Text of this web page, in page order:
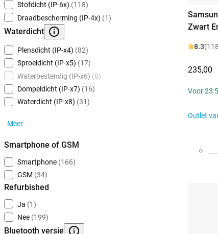
Stofdicht (IP-6x) (118)
Draadbescherming (IP-4x) (1)
Waterdicht
Plensdicht (IP-x4) (82)
Sproeidicht (IP-x5) (17)
Waterbestendig (IP-x6) (0)
Dompeldicht (IP-x7) (16)
Waterdicht (IP-x8) (31)
Meer
Smartphone of GSM
Smartphone (166)
GSM (34)
Refurbished
Ja (1)
Nee (199)
Bluetooth versie
Zwart
8.3
235,00
Voor
Outlet